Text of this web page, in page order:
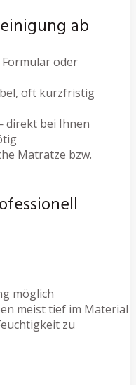
ab
oder
oft kurzfristig
bei Ihnen
Matratze bzw.
möglich
meist tief im Material
zu